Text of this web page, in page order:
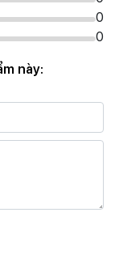
0
0
này: